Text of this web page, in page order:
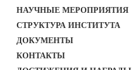
НАУЧНЫЕ МЕРОПРИЯТИЯ
СТРУКТУРА ИНСТИТУТА
ДОКУМЕНТЫ
КОНТАКТЫ